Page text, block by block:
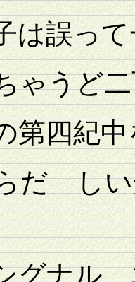
って一
ど二
四紀中
しい光
エン